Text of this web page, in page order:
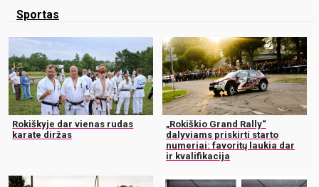
Sportas
Rokiškyje dar vienas rudas
karate diržas
„Rokiškio Grand Rally“
dalyviams priskirti starto
numeriai: favoritų laukia dar
ir kvalifikacija